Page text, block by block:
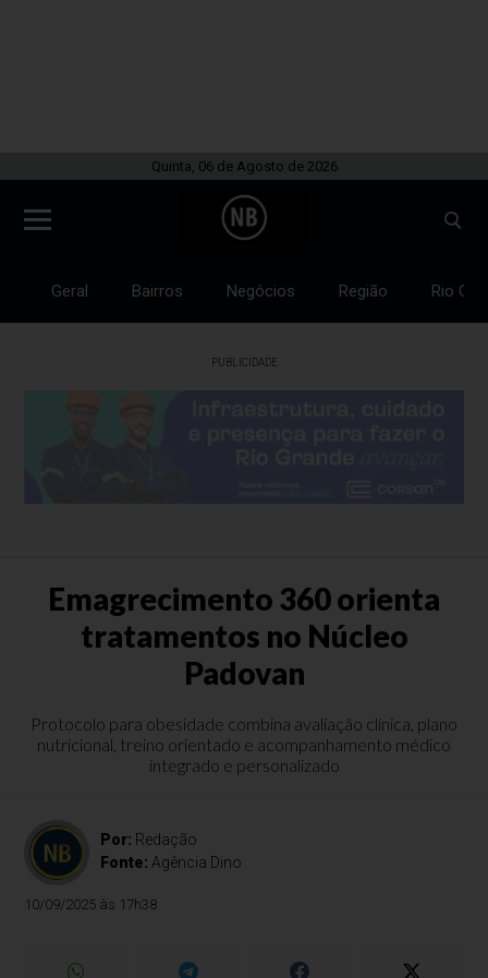
Quinta, 06 de Agosto de 2026
Geral Bairros Negócios Região Rio
PUBLICIDADE
Emagrecimento 360 orienta
tratamentos no Núcleo
Padovan
Protocolo para obesidade combina avaliação clínica, plano
nutricional, treino orientado e acompanhamento médico
integrado e personalizado
Por: Redação
Fonte: Agência Dino
10/09/2025 às 17h38